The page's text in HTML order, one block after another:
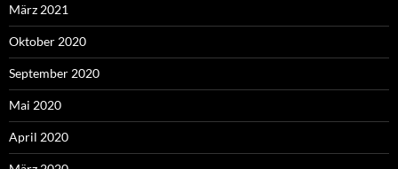
März 2021
Oktober 2020
September 2020
Mai 2020
April 2020